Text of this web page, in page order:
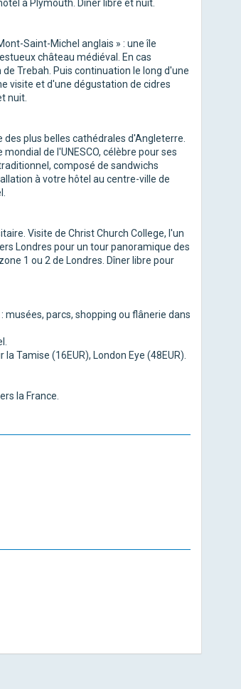
à Plymouth. Dîner libre et nuit.
Saint-Michel anglais » : une île
château médiéval. En cas
Trebah. Puis continuation le long d'une
visite et d'une dégustation de cidres
nuit.
plus belles cathédrales d'Angleterre.
de l'UNESCO, célèbre pour ses
composé de sandwichs
à votre hôtel au centre-ville de
Visite de Christ Church College, l'un
Londres pour un tour panoramique des
1 ou 2 de Londres. Dîner libre pour
parcs, shopping ou flânerie dans
Tamise (16EUR), London Eye (48EUR).
la France.